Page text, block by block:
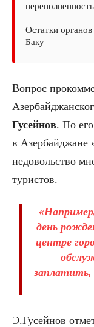
переполненность
Остатки
Баку
Вопрос
Гусейнов. По
в Азербайджане
недовольство
туристов.
день
центре
заплатить,
Э.Гусейнов